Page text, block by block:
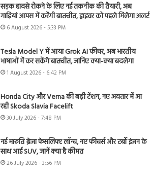
सड़क हादसे रोकने के लिए नई तकनीक की तैयारी, अब
गाड़ियां आपस में करेंगी बातचीत, ड्राइवर को पहले मिलेगा अलर्ट
6 August 2026 - 5:33 PM
Tesla Model Y में आया Grok AI फीचर, अब भारतीय
भाषाओं में कर सकेंगे बातचीत, जानिए क्या-क्या बदलेगा
1 August 2026 - 6:42 PM
Honda City और Verna की बढ़ी टेंशन, नए अवतार में आ
रही Skoda Slavia Facelift
30 July 2026 - 7:48 PM
नई मारुति ब्रेजा फेसलिफ्ट लॉन्च, नए फीचर्स और टर्बो इंजन के
साथ आई SUV, जानें क्या है कीमत
26 July 2026 - 3:56 PM